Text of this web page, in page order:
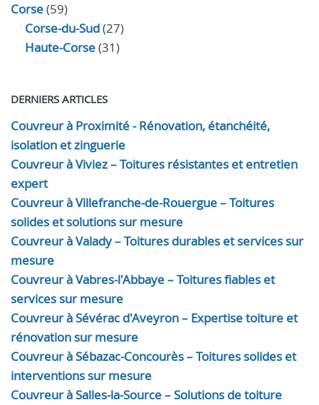
Corse(59)
Corse-du-Sud(27)
Haute-Corse(31)
DERNIERS ARTICLES
Couvreur à Proximité - Rénovation, étanchéité,
isolation et zinguerie
Couvreur à Viviez – Toitures résistantes et entretien
expert
Couvreur à Villefranche-de-Rouergue – Toitures
solides et solutions sur mesure
Couvreur à Valady – Toitures durables et services sur
mesure
Couvreur à Vabres-l'Abbaye – Toitures fiables et
services sur mesure
Couvreur à Sévérac d'Aveyron – Expertise toiture et
rénovation sur mesure
Couvreur à Sébazac-Concourès – Toitures solides et
interventions sur mesure
Couvreur à Salles-la-Source – Solutions de toiture